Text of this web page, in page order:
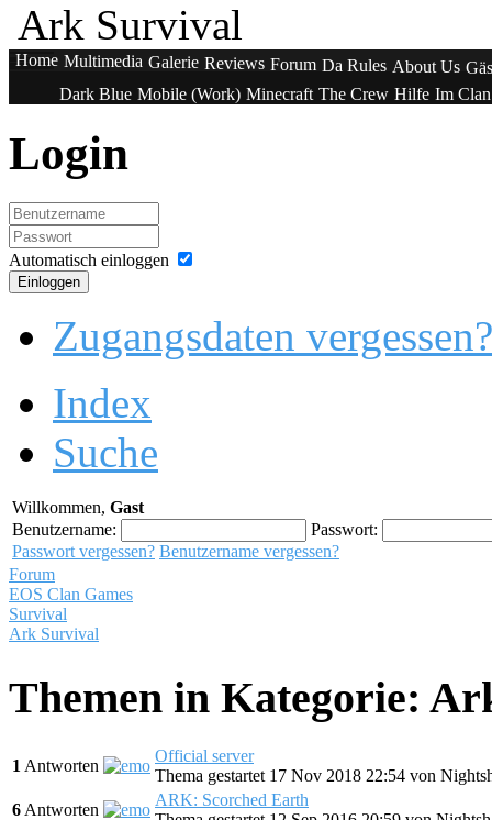
Ark Survival
Home Multimedia Galerie Reviews Forum Da Rules About Us
Dark Blue Mobile (Work) Minecraft The Crew Hilfe Im
Login
Automatisch einloggen
Einloggen
Zugangsdaten vergessen?
Index
Suche
Willkommen, Gast
Benutzername:
Passwort:
Passwort vergessen? Benutzername vergessen?
Forum
EOS Clan Games
Survival
Ark Survival
Themen in Kategorie:
1 Antworten
Official server
Thema gestartet 17 Nov 2018 22:54 von
6 Antworten
ARK: Scorched Earth